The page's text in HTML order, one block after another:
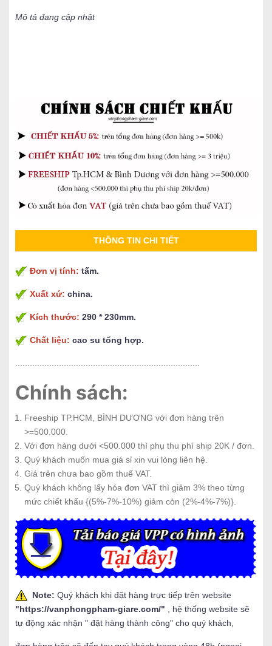
Mô tả đang cập nhật
THÔNG TIN CHI TIẾT
Đơn vị tính: tấm.
Xuất xứ: china.
Kích thước: 290 * 230mm.
Chất liệu: cao su tổng hợp.
Chính sách:
Freeship TP.HCM, BÌNH DƯƠNG với đơn hàng trên
>=500.000.
Với đơn hàng dưới <500.000 thì phụ thu phí ship 20K / đơn.
Quý khách muốn mua giá sỉ xin vui lòng liên hệ.
Giá trên chưa bao gồm thuế VAT.
Quý khách không lấy hóa đơn VAT thì giảm 3% theo từng
mức chiết khấu {(5%-7%-10%) giảm còn (2%-4%-7%)}.
Note: Quý khách khi đặt hàng trực tiếp trên website
"https://vanphongpham-giare.com/"
, hệ thống website sẽ
tự động xác nhận " đặt hàng thành công" cho quý khách,